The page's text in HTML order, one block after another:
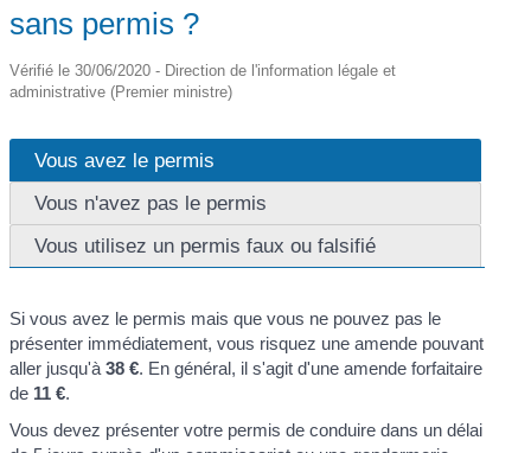
sans permis ?
Vérifié le 30/06/2020 - Direction de l'information légale et
administrative (Premier ministre)
Vous avez le permis
Vous n'avez pas le permis
Vous utilisez un permis faux ou falsifié
Si vous avez le permis mais que vous ne pouvez pas le
présenter immédiatement, vous risquez une amende pouvant
aller jusqu'à38 €. En général, il s'agit d'une amende forfaitaire
de 11 €.
Vous devez présenter votre permis de conduire dans un délai